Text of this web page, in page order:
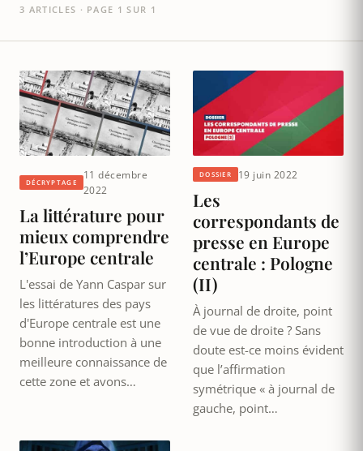
3 ARTICLES · PAGE 1 SUR 1
DÉCRYPTAGE
11 décembre
2022
La littérature pour
mieux comprendre
l’Europe centrale
L'essai de Yann Caspar sur
les littératures des pays
d'Europe centrale est une
bonne introduction à une
meilleure connaissance de
cette zone et avons…
DOSSIER 19 juin 2022
Les
correspondants de
presse en Europe
centrale : Pologne
(II)
À journal de droite, point
de vue de droite ? Sans
doute est-ce moins évident
que l’affirmation
symétrique « à journal de
gauche, point…